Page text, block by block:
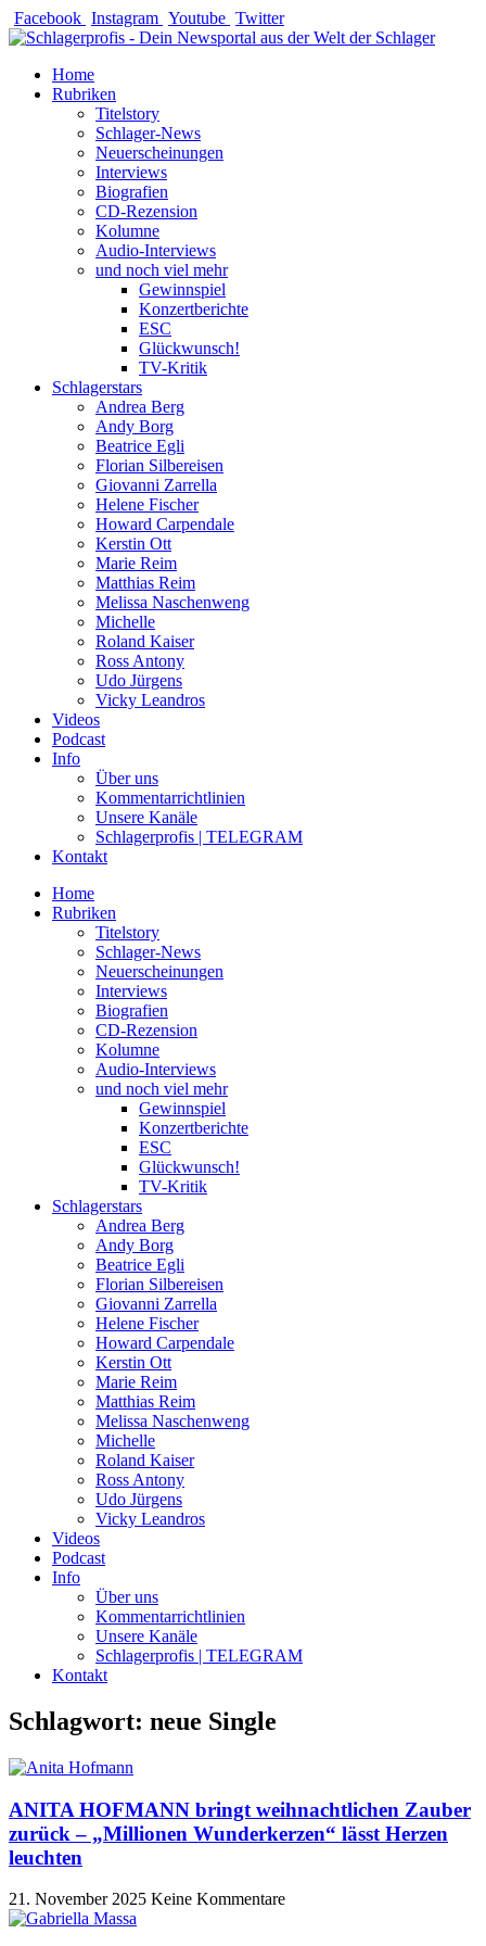
Zum
Inhalt
Facebook Instagram Youtube Twitter
Home
Rubriken
Titelstory
Schlager-News
Neuerscheinungen
Interviews
Biografien
CD-Rezension
Kolumne
Audio-Interviews
und noch viel mehr
Gewinnspiel
Konzertberichte
ESC
Glückwunsch!
TV-Kritik
Schlagerstars
Andrea Berg
Andy Borg
Beatrice Egli
Florian Silbereisen
Giovanni Zarrella
Helene Fischer
Howard Carpendale
Kerstin Ott
Marie Reim
Matthias Reim
Melissa Naschenweng
Michelle
Roland Kaiser
Ross Antony
Udo Jürgens
Vicky Leandros
Videos
Podcast
Info
Über uns
Kommentarrichtlinien
Unsere Kanäle
Schlagerprofis | TELEGRAM
Kontakt
Home
Rubriken
Titelstory
Schlager-News
Neuerscheinungen
Interviews
Biografien
CD-Rezension
Kolumne
Audio-Interviews
und noch viel mehr
Gewinnspiel
Konzertberichte
ESC
Glückwunsch!
TV-Kritik
Schlagerstars
Andrea Berg
Andy Borg
Beatrice Egli
Florian Silbereisen
Giovanni Zarrella
Helene Fischer
Howard Carpendale
Kerstin Ott
Marie Reim
Matthias Reim
Melissa Naschenweng
Michelle
Roland Kaiser
Ross Antony
Udo Jürgens
Vicky Leandros
Videos
Podcast
Info
Über uns
Kommentarrichtlinien
Unsere Kanäle
Schlagerprofis | TELEGRAM
Kontakt
Schlagwort: neue Single
ANITA HOFMANN bringt weihnachtlichen Zauber
zurück – „Millionen Wunderkerzen“ lässt Herzen
leuchten
21. November 2025 Keine Kommentare